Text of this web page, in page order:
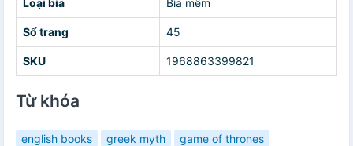
Số trang 45
SKU 1968863399821
Từ khóa
english books greek myth
game of thrones